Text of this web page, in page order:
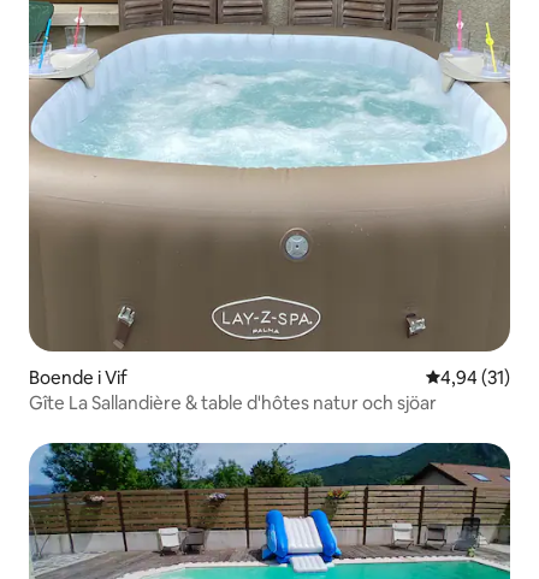
Boende i Vif 4,94 av 5 i
4,94 (31)
Gîte La Sallandière & table d'hôtes natur och sjöar